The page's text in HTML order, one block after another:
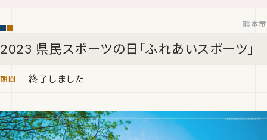
2023 県民スポーツの日「ふれあいスポーツ」
熊本市
終了しました